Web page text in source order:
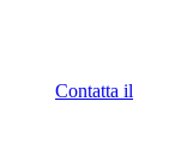
Contatta il